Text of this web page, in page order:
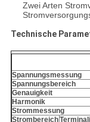
Zwei Arten
Technische
Spannungsmessung
Spannungsbereich
Genauigkeit
Harmonik
Strommessung
Strombereich